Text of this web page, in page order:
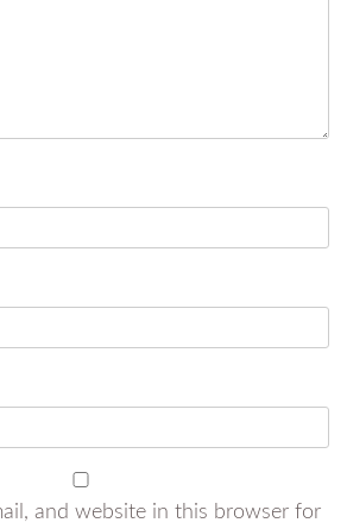
and website in this browser for